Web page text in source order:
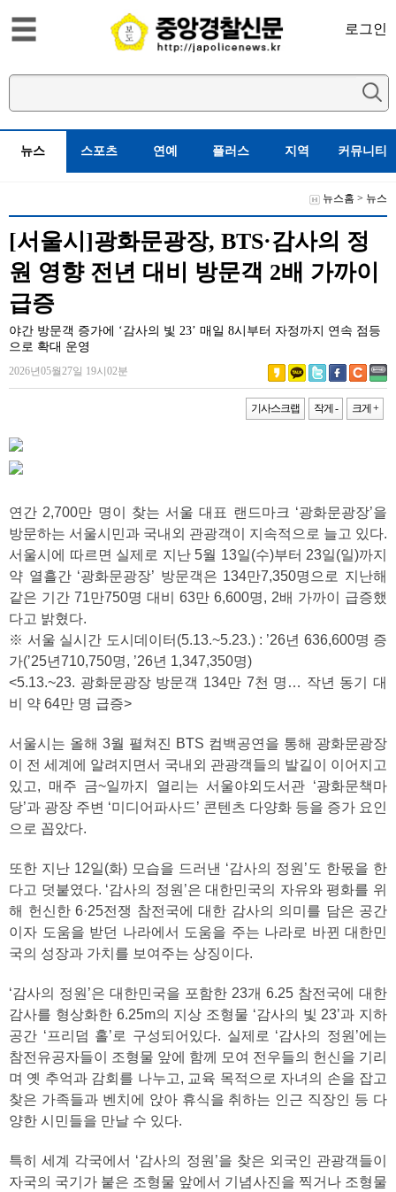
로그인
뉴스 스포츠 연예 플러스 지역 커뮤니티
뉴스홈 > 뉴스
[서울시]광화문광장, BTS·감사의 정
원 영향 전년 대비 방문객 2배 가까이
급증
야간 방문객 증가에 ‘감사의 빛 23’ 매일 8시부터 자정까지 연속 점등
으로 확대 운영
2026년05월27일 19시02분
기사스크랩 작게 - 크게 +
연간 2,700만 명이 찾는 서울 대표 랜드마크 ‘광화문광장’을
방문하는 서울시민과 국내외 관광객이 지속적으로 늘고 있다.
서울시에 따르면 실제로 지난 5월 13일(수)부터 23일(일)까지
약 열흘간 ‘광화문광장’ 방문객은 134만7,350명으로 지난해
같은 기간 71만750명 대비 63만 6,600명, 2배 가까이 급증했
다고 밝혔다.
※ 서울 실시간 도시데이터(5.13.~5.23.) : ’26년 636,600명 증
가(’25년710,750명, ’26년 1,347,350명)
<5.13.~23. 광화문광장 방문객 134만 7천 명… 작년 동기 대
비 약 64만 명 급증>
서울시는 올해 3월 펼쳐진 BTS 컴백공연을 통해 광화문광장
이 전 세계에 알려지면서 국내외 관광객들의 발길이 이어지고
있고, 매주 금~일까지 열리는 서울야외도서관 ‘광화문책마
당’과 광장 주변 ‘미디어파사드’ 콘텐츠 다양화 등을 증가 요인
으로 꼽았다.
또한 지난 12일(화) 모습을 드러낸 ‘감사의 정원’도 한몫을 한
다고 덧붙였다. ‘감사의 정원’은 대한민국의 자유와 평화를 위
해 헌신한 6·25전쟁 참전국에 대한 감사의 의미를 담은 공간
이자 도움을 받던 나라에서 도움을 주는 나라로 바뀐 대한민
국의 성장과 가치를 보여주는 상징이다.
‘감사의 정원’은 대한민국을 포함한 23개 6.25 참전국에 대한
감사를 형상화한 6.25m의 지상 조형물 ‘감사의 빛 23’과 지하
공간 ‘프리덤 홀’로 구성되어있다. 실제로 ‘감사의 정원’에는
참전유공자들이 조형물 앞에 함께 모여 전우들의 헌신을 기리
며 옛 추억과 감회를 나누고, 교육 목적으로 자녀의 손을 잡고
찾은 가족들과 벤치에 앉아 휴식을 취하는 인근 직장인 등 다
양한 시민들을 만날 수 있다.
특히 세계 각국에서 ‘감사의 정원’을 찾은 외국인 관광객들이
자국의 국기가 붙은 조형물 앞에서 기념사진을 찍거나 조형물